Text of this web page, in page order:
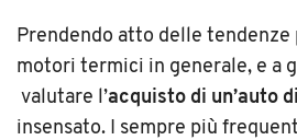
Prendendo atto delle
motori termici in generale, e a
valutare l’acquisto di un’auto
insensato. I sempre più